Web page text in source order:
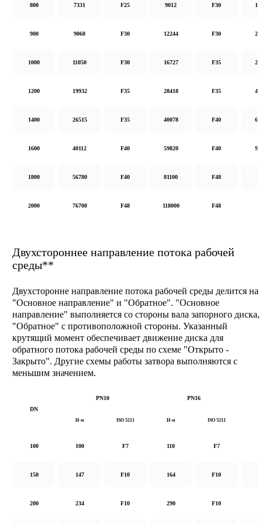
800 7331 F25 9012 F30
900 9060 F30 12244 F30
1000 11050 F30 16727 F35
1200 19932 F35 28418 F35
1400 26515 F35 40078 F40
1600 40112 F40 59820 F40
1800 56780 F40 81100 F48
2000 76700 F48 118000 F48
Двухстороннее направление потока рабочей
среды**
Двухсторонне направление потока рабочей среды делится на
"Основное направление" и "Обратное". "Основное
направление" выполняется со стороны вала запорного диска,
"Обратное" с противоположной стороны. Указанный
крутящий момент обеспечивает движение диска для
обратного потока рабочей среды по схеме "Открыто -
Закрыто". Другие схемы работы затвора выполняются с
меньшим значением.
DN
PN10 PN16
Н·м ISO 5211 Н·м ISO 5211
100 100 F7 110 F7
150 147 F10 164 F10
200 234 F10 290 F10